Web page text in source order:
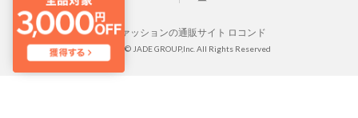
靴とファッションの通販サイト ロコンド
Copyright © JADE GROUP,Inc. All Rights Reserved